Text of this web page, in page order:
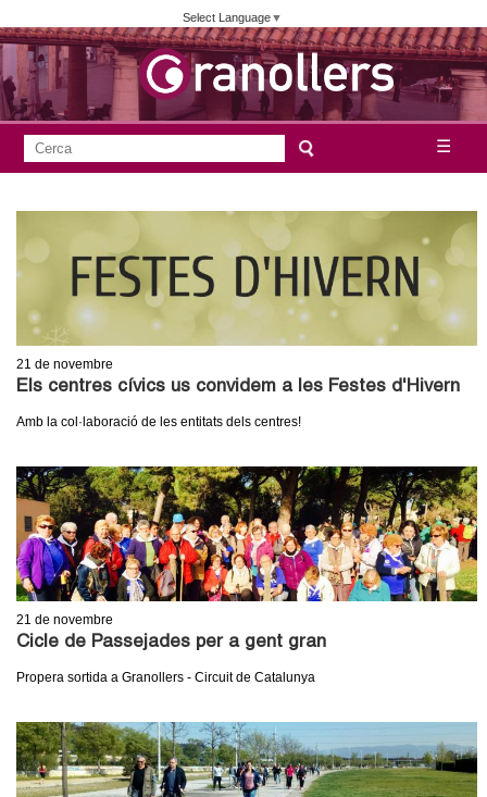
Vés
al
contingut
Select Language▼
m
☰
F
m
a
r
e
c
e
r
c
a
e
21 de novembre
Els centres cívics us convidem a les Festes d'Hivern
Amb la col·laboració de les entitats dels centres!
21 de novembre
Cicle de Passejades per a gent gran
Propera sortida a Granollers - Circuit de Catalunya